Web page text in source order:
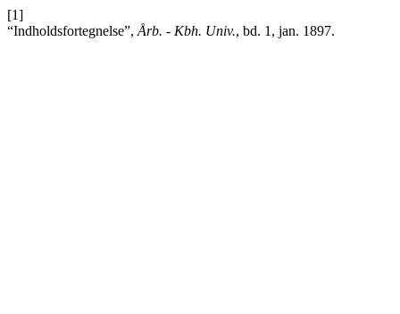
[1]
“Indholdsfortegnelse”, Årb. - Kbh. Univ., bd. 1, jan. 1897.